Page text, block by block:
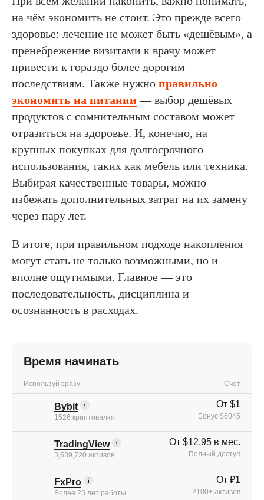
на чём экономить не стоит. Это прежде всего
здоровье: лечение не может быть «дешёвым», а
пренебрежение визитами к врачу может
привести к гораздо более дорогим
последствиям. Также нужно правильно
экономить на питании — выбор дешёвых
продуктов с сомнительным составом может
отразиться на здоровье. И, конечно, на
крупных покупках для долгосрочного
использования, таких как мебель или техника.
Выбирая качественные товары, можно
избежать дополнительных затрат на их замену
через пару лет.
В итоге, при правильном подходе накопления
могут стать не только возможными, но и
вполне ощутимыми. Главное — это
последовательность, дисциплина и
осознанность в расходах.
Время начинать
Используй сразу Счет
Bybit
1526 криптовалют
От $1
Бонус $6045
TradingView
3,539,720 активов
От $12.95 в мес.
Полный доступ
FxPro
Более 25 лет работы
От ₽1
2100+ активов